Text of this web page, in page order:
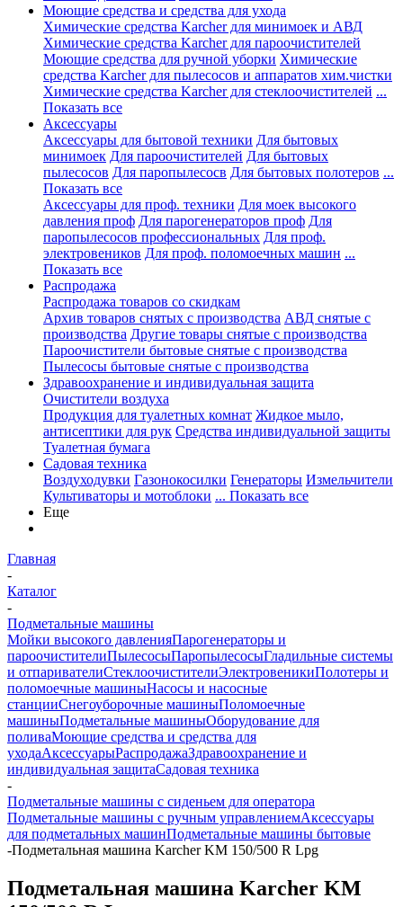
Моющие средства и средства для ухода
Химические средства Karcher для минимоек и АВД
Химические средства Karcher для пароочистителей
Моющие средства для ручной уборки Химические
средства Karcher для пылесосов и аппаратов хим.чистки
Химические средства Karcher для стеклоочистителей ...
Показать все
Аксессуары
Аксессуары для бытовой техники Для бытовых
минимоек Для пароочистителей Для бытовых
пылесосов Для паропылесосв Для бытовых полотеров ...
Показать все
Аксессуары для проф. техники Для моек высокого
давления проф Для парогенераторов проф Для
паропылесосов профессиональных Для проф.
электровеников Для проф. поломоечных машин ...
Показать все
Распродажа
Распродажа товаров со скидкам
Архив товаров снятых с производства АВД снятые с
производства Другие товары снятые с производства
Пароочистители бытовые снятые с производства
Пылесосы бытовые снятые с производства
Здравоохранение и индивидуальная защита
Очистители воздуха
Продукция для туалетных комнат Жидкое мыло,
антисептики для рук Средства индивидуальной защиты
Туалетная бумага
Садовая техника
Воздуходувки Газонокосилки Генераторы Измельчители
Культиваторы и мотоблоки ... Показать все
Еще
Главная
-
Каталог
-
Подметальные машины
Мойки высокого давленияПарогенераторы и
пароочистителиПылесосыПаропылесосыГладильные системы
и отпаривателиСтеклоочистителиЭлектровеникиПолотеры и
поломоечные машиныНасосы и насосные
станцииСнегоуборочные машиныПоломоечные
машиныПодметальные машиныОборудование для
поливаМоющие средства и средства для
уходаАксессуарыРаспродажаЗдравоохранение и
индивидуальная защитаСадовая техника
-
Подметальные машины с сиденьем для оператора
Подметальные машины с ручным управлениемАксессуары
для подметальных машинПодметальные машины бытовые
-Подметальная машина Karcher KM 150/500 R Lpg
Подметальная машина Karcher KM